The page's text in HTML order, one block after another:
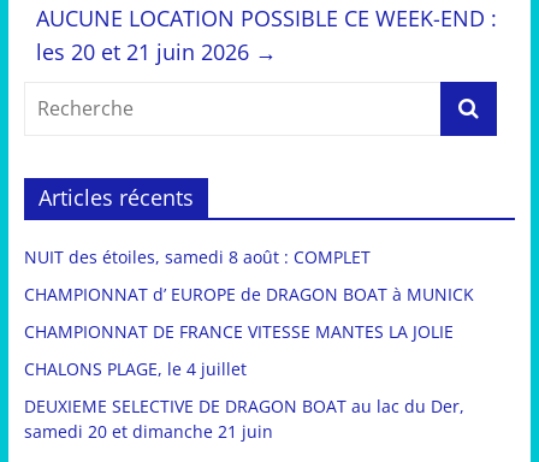
AUCUNE LOCATION POSSIBLE CE WEEK-END :
les 20 et 21 juin 2026 →
Articles récents
NUIT des étoiles, samedi 8 août : COMPLET
CHAMPIONNAT d’ EUROPE de DRAGON BOAT à MUNICK
CHAMPIONNAT DE FRANCE VITESSE MANTES LA JOLIE
CHALONS PLAGE, le 4 juillet
DEUXIEME SELECTIVE DE DRAGON BOAT au lac du Der,
samedi 20 et dimanche 21 juin